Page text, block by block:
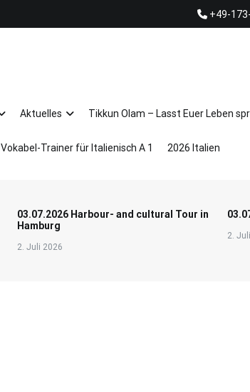
+49-
Aktuelles Tikkun Olam – Lasst Euer Leben
Vokabel-Trainer für Italienisch A 1 2026 Italien
03.07.2026 Harbour- and cultural Tour in
Hamburg
2. Juli 2026
2.